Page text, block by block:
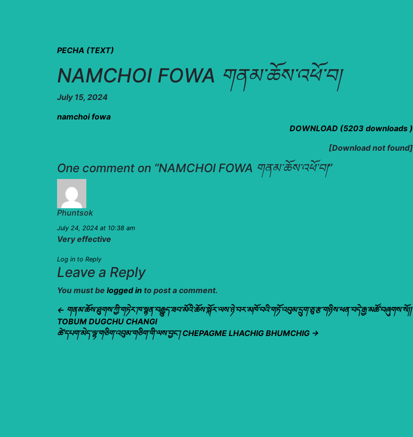
PECHA (TEXT)
NAMCHOI FOWA གནམ་ཆོས་འཕོ་བ།
July 15, 2024
namchoi fowa
DOWNLOAD (5203 downloads )
[Download not found]
One comment on “NAMCHOI FOWA གནམ་ཆོས་འཕོ་བ།”
Phuntsok
July 24, 2024 at 10:38 am
Very effective
Log in to Reply
Leave a Reply
You must be logged in to post a comment.
← གནམ་ཆོས་ཐུགས་ཀྱི་གཏེར་ཁ་སྙན་བརྒྱུད་ཟབ་མོའི་ཆོས་སྐོར་ལས་ཉེ་བར་མཁོ་བའི་གཏོ་འབུམ་དྲུག་ཅུ་རྩ་གཉིས་ཕན་བདེ་རྒྱ་མཚོ་བཞུགས་སོ།།
TOBUM DUGCHU CHANGI
ཚེ་དཔག་མེད་ལྷ་གཅིག་འབུམ་གཅིག་གི་ལས་བྱང༌། CHEPAGME LHACHIG BHUMCHIG →